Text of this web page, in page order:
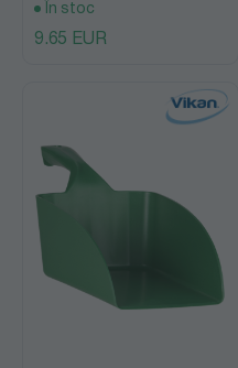
În stoc
9.65 EUR